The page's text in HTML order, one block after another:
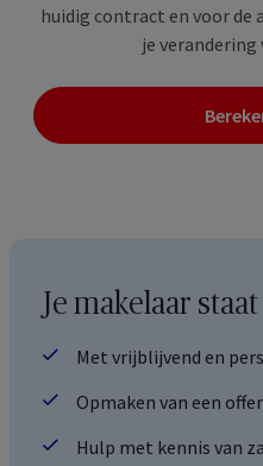
huidig contract en voor
je verandering
Je makelaar
Met vrijblijvend en
Opmaken van een
Hulp met kennis van